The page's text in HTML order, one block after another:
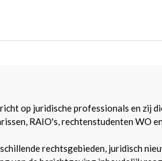
op juridische professionals en zij
RAIO's, rechtenstudenten WO
rechtsgebieden, juridisch